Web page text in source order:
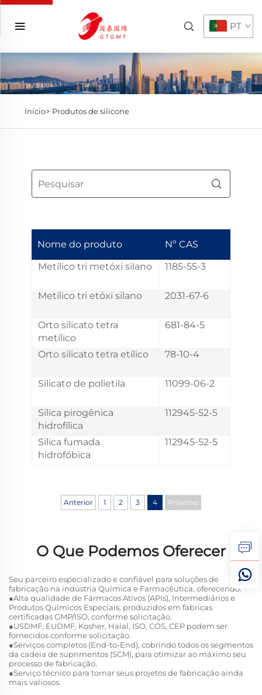
PT
Início> Produtos de silicone
Nome do produto
Nº CAS
Metílico tri metóxi silano
1185-55-3
Metílico tri etóxi silano 2031-67-6
Orto silicato tetra
metílico
681-84-5
Orto silicato tetra etílico 78-10-4
Silicato de polietila 11099-06-2
Sílica pirogênica
hidrofílica
112945-52-5
Silica fumada
hidrofóbica
112945-52-5
Anterior 1 2 3 4 Próximo
O Que Podemos Oferecer
Seu parceiro especializado e confiável para soluções de
fabricação na indústria Química e Farmacêutica, oferecendo:
●Alta qualidade de Fármacos Ativos (APIs), Intermediários e
Produtos Químicos Especiais, produzidos em fábricas
certificadas GMP/ISO, conforme solicitação.
●USDMF, EUDMF, Kosher, Halal, ISO, COS, CEP podem ser
fornecidos conforme solicitação.
●Serviços completos (End-to-End), cobrindo todos os segmentos
da cadeia de suprimentos (SCM), para otimizar ao máximo seu
processo de fabricação.
●Serviço técnico para tornar seus projetos de fabricação ainda
mais valiosos.